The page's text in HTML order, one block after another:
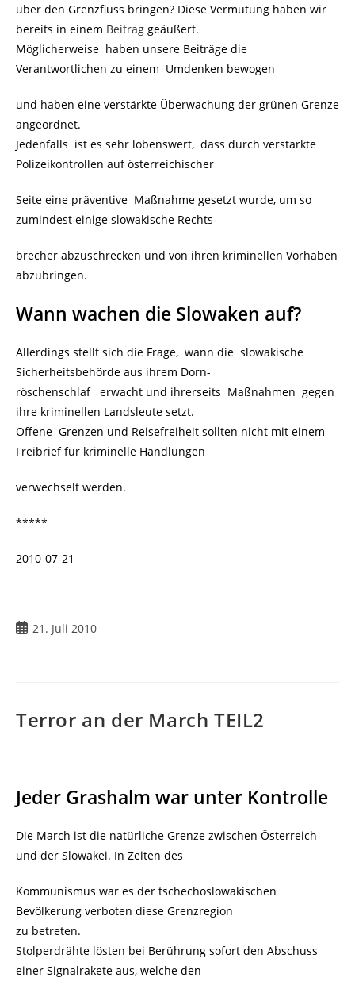
über den Grenzfluss bringen? Diese Vermutung haben wir
bereits in einem Beitrag geäußert.
Möglicherweise haben unsere Beiträge die
Verantwortlichen zu einem Umdenken bewogen
und haben eine verstärkte Überwachung der grünen Grenze
angeordnet.
Jedenfalls ist es sehr lobenswert, dass durch verstärkte
Polizeikontrollen auf österreichischer
Seite eine präventive Maßnahme gesetzt wurde, um so
zumindest einige slowakische Rechts-
brecher abzuschrecken und von ihren kriminellen Vorhaben
abzubringen.
Wann wachen die Slowaken auf?
Allerdings stellt sich die Frage, wann die slowakische
Sicherheitsbehörde aus ihrem Dorn-
röschenschlaf erwacht und ihrerseits Maßnahmen gegen
ihre kriminellen Landsleute setzt.
Offene Grenzen und Reisefreiheit sollten nicht mit einem
Freibrief für kriminelle Handlungen
verwechselt werden.
*****
2010-07-21
21. Juli 2010
Terror an der March TEIL2
Jeder Grashalm war unter Kontrolle
Die March ist die natürliche Grenze zwischen Österreich
und der Slowakei. In Zeiten des
Kommunismus war es der tschechoslowakischen
Bevölkerung verboten diese Grenzregion
zu betreten.
Stolperdrähte lösten bei Berührung sofort den Abschuss
einer Signalrakete aus, welche den